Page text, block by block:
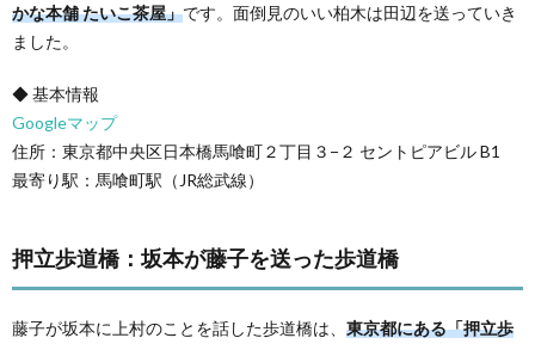
かな本舗 たいこ茶屋」です。面倒見のいい柏木は田辺を送っていき
ました。
◆ 基本情報
Googleマップ
住所：東京都中央区日本橋馬喰町２丁目３−２ セントピアビル B1
最寄り駅：馬喰町駅（JR総武線）
押立歩道橋：坂本が藤子を送った歩道橋
藤子が坂本に上村のことを話した歩道橋は、 東京都にある「押立歩